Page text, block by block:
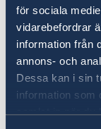
för sociala
vidarebefordrar
information från
annons- och
Dessa kan i sin
information som
samlat in när du
24 May 2018
Cultural
Export